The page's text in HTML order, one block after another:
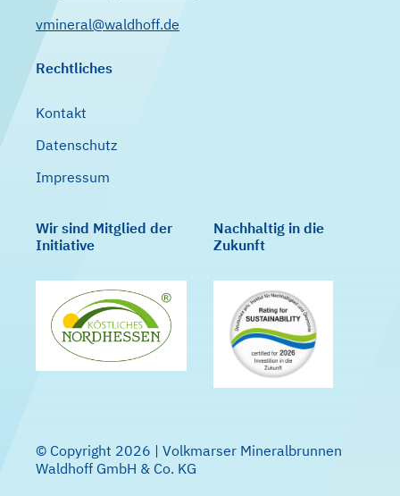
vmineral@waldhoff.de
Rechtliches
Kontakt
Datenschutz
Impressum
Wir sind Mitglied der
Initiative
Nachhaltig in die
Zukunft
© Copyright 2026 | Volkmarser Mineralbrunnen
Waldhoff GmbH & Co. KG